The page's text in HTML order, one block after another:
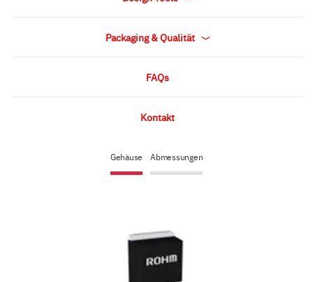
Gehäuse Abmessungen
Packaging & Qualität
FAQs
Kontakt